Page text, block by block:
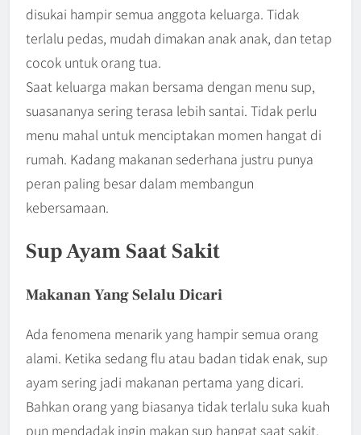
disukai hampir semua anggota keluarga. Tidak
terlalu pedas, mudah dimakan anak anak, dan tetap
cocok untuk orang tua.
Saat keluarga makan bersama dengan menu sup,
suasananya sering terasa lebih santai. Tidak perlu
menu mahal untuk menciptakan momen hangat di
rumah. Kadang makanan sederhana justru punya
peran paling besar dalam membangun
kebersamaan.
Sup Ayam Saat Sakit
Makanan Yang Selalu Dicari
Ada fenomena menarik yang hampir semua orang
alami. Ketika sedang flu atau badan tidak enak, sup
ayam sering jadi makanan pertama yang dicari.
Bahkan orang yang biasanya tidak terlalu suka kuah
pun mendadak ingin makan sup hangat saat sakit.